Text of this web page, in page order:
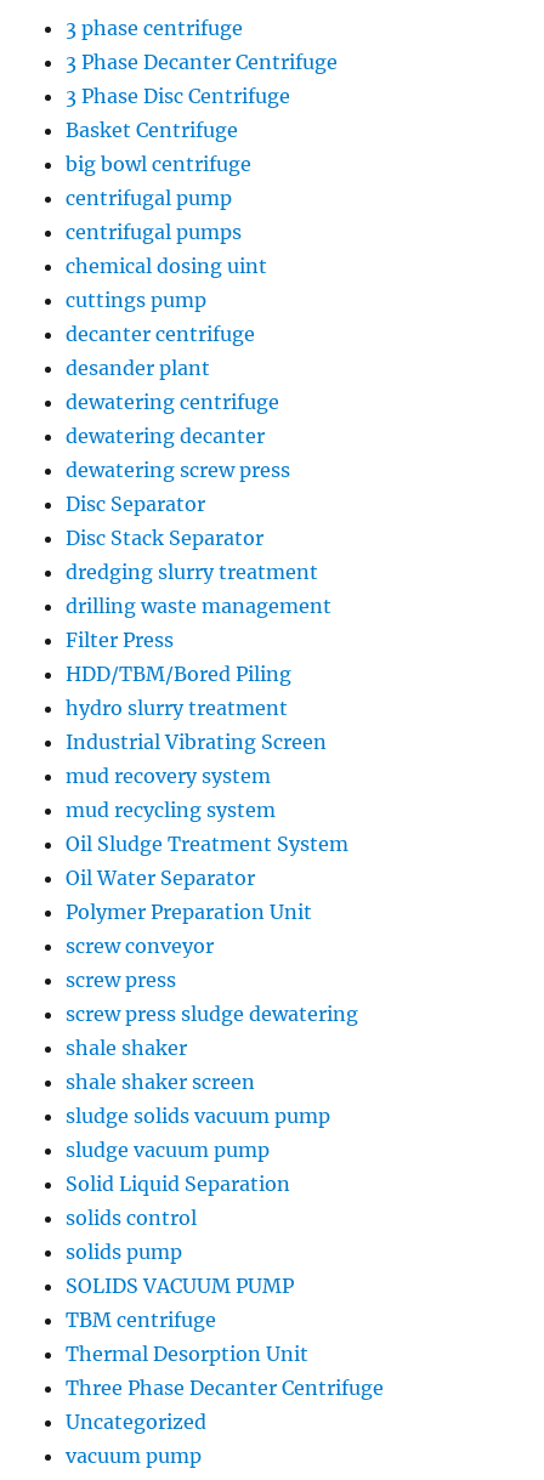
3 phase centrifuge
3 Phase Decanter Centrifuge
3 Phase Disc Centrifuge
Basket Centrifuge
big bowl centrifuge
centrifugal pump
centrifugal pumps
chemical dosing uint
cuttings pump
decanter centrifuge
desander plant
dewatering centrifuge
dewatering decanter
dewatering screw press
Disc Separator
Disc Stack Separator
dredging slurry treatment
drilling waste management
Filter Press
HDD/TBM/Bored Piling
hydro slurry treatment
Industrial Vibrating Screen
mud recovery system
mud recycling system
Oil Sludge Treatment System
Oil Water Separator
Polymer Preparation Unit
screw conveyor
screw press
screw press sludge dewatering
shale shaker
shale shaker screen
sludge solids vacuum pump
sludge vacuum pump
Solid Liquid Separation
solids control
solids pump
SOLIDS VACUUM PUMP
TBM centrifuge
Thermal Desorption Unit
Three Phase Decanter Centrifuge
Uncategorized
vacuum pump